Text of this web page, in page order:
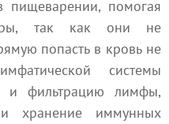
пищеварении, помогая
так как они не
попасть в кровь не
системы
и фильтрацию лимфы,
хранение иммунных